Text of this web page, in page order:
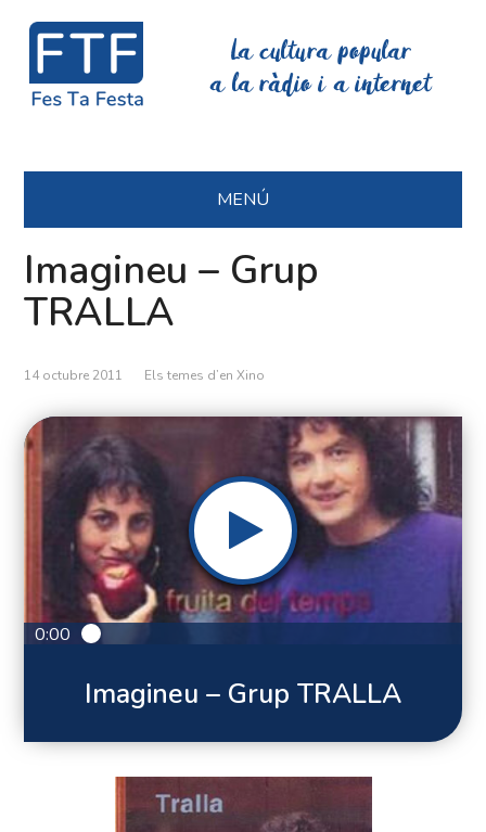
La cultura popular
a la ràdio i a internet
MENÚ
Imagineu – Grup
TRALLA
14 octubre 2011 Els temes d’en Xino
0:00
Imagineu – Grup TRALLA